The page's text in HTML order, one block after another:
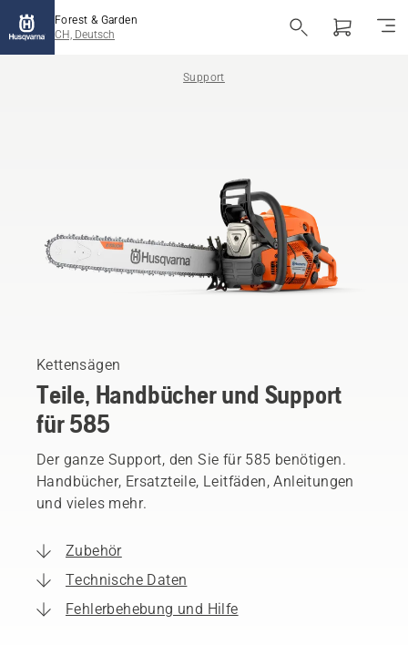
Forest & Garden
CH, Deutsch
Support
Kettensägen
Teile, Handbücher und Support
für 585
Der ganze Support, den Sie für 585 benötigen.
Handbücher, Ersatzteile, Leitfäden, Anleitungen
und vieles mehr.
Zubehör
Technische Daten
Fehlerbehebung und Hilfe